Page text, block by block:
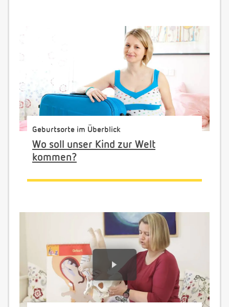
Geburtsorte im Überblick
Wo soll unser Kind zur Welt
kommen?